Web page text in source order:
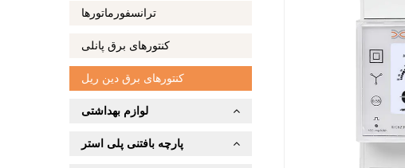
ترانسفورماتورها
کنتورهای برق پانلی
کنتورهای برق دین ریل
لوازم بهداشتی
پارچه بافتنی پلی استر